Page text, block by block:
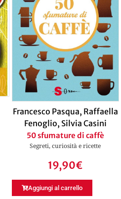
Francesco Pasqua, Raffaella
Fenoglio, Silvia Casini
50 sfumature di caffè
Segreti, curiosità e ricette
19,90€
Aggiungi al carrello